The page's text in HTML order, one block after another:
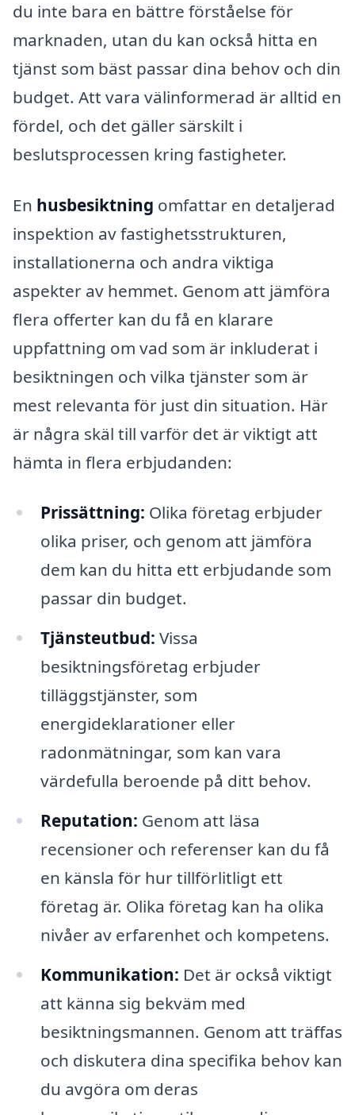
du inte bara en bättre förståelse för
marknaden, utan du kan också hitta en
tjänst som bäst passar dina behov och din
budget. Att vara välinformerad är alltid en
fördel, och det gäller särskilt i
beslutsprocessen kring fastigheter.
En husbesiktning omfattar en detaljerad
inspektion av fastighetsstrukturen,
installationerna och andra viktiga
aspekter av hemmet. Genom att jämföra
flera offerter kan du få en klarare
uppfattning om vad som är inkluderat i
besiktningen och vilka tjänster som är
mest relevanta för just din situation. Här
är några skäl till varför det är viktigt att
hämta in flera erbjudanden:
Prissättning: Olika företag erbjuder
olika priser, och genom att jämföra
dem kan du hitta ett erbjudande som
passar din budget.
Tjänsteutbud: Vissa
besiktningsföretag erbjuder
tilläggstjänster, som
energideklarationer eller
radonmätningar, som kan vara
värdefulla beroende på ditt behov.
Reputation: Genom att läsa
recensioner och referenser kan du få
en känsla för hur tillförlitligt ett
företag är. Olika företag kan ha olika
nivåer av erfarenhet och kompetens.
Kommunikation: Det är också viktigt
att känna sig bekväm med
besiktningsmannen. Genom att träffas
och diskutera dina specifika behov kan
du avgöra om deras